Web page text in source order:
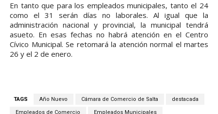
En tanto que para los empleados municipales, tanto el 24
como el 31 serán días no laborales. Al igual que la
administración nacional y provincial, la municipal tendrá
asueto. En esas fechas no habrá atención en el Centro
Cívico Municipal. Se retomará la atención normal el martes
26 y el 2 de enero.
TAGS Año Nuevo Cámara de Comercio de Salta destacada
Empleados de Comercio Empleados Municipales